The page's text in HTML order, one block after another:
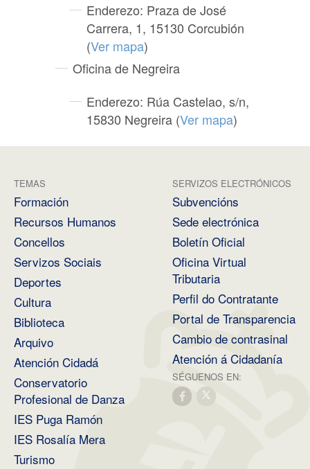
Enderezo: Praza de José
Carrera, 1, 15130 Corcubión
(Ver mapa)
Oficina de Negreira
Enderezo: Rúa Castelao, s/n,
15830 Negreira (Ver mapa)
TEMAS
Formación
Recursos Humanos
Concellos
Servizos Sociais
Deportes
Cultura
Biblioteca
Arquivo
Atención Cidadá
Conservatorio
Profesional de Danza
IES Puga Ramón
IES Rosalía Mera
Turismo
SERVIZOS ELECTRÓNICOS
Subvencións
Sede electrónica
Boletín Oficial
Oficina Virtual
Tributaria
Perfil do Contratante
Portal de Transparencia
Cambio de contrasinal
Atención á Cidadanía
SÉGUENOS EN: